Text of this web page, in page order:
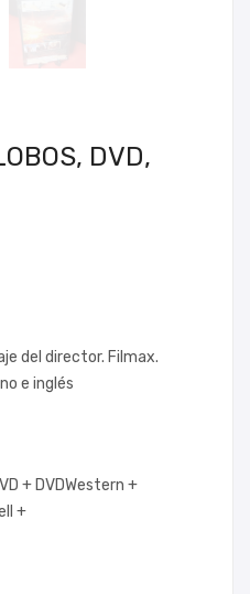
DVD,
del director. Filmax.
e inglés
+ DVDWestern +
+